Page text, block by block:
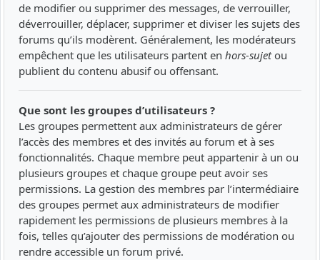
de modifier ou supprimer des messages, de verrouiller,
déverrouiller, déplacer, supprimer et diviser les sujets des
forums qu’ils modèrent. Généralement, les modérateurs
empêchent que les utilisateurs partent en hors-sujetou
publient du contenu abusif ou offensant.
Que sont les groupes d’utilisateurs ?
Les groupes permettent aux administrateurs de gérer
l’accès des membres et des invités au forum et à ses
fonctionnalités. Chaque membre peut appartenir à un ou
plusieurs groupes et chaque groupe peut avoir ses
permissions. La gestion des membres par l’intermédiaire
des groupes permet aux administrateurs de modifier
rapidement les permissions de plusieurs membres à la
fois, telles qu’ajouter des permissions de modération ou
rendre accessible un forum privé.